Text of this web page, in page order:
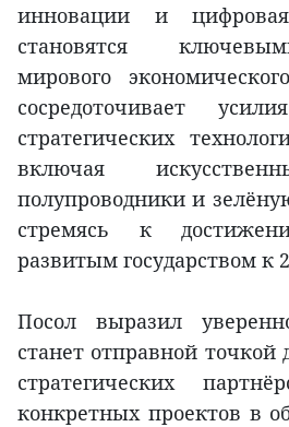
инновации и
становятся
мирового
сосредоточивает
стратегических
включая
полупроводники и
стремясь к
развитым государством к
Посол выразил
станет отправной
стратегических
конкретных проектов в